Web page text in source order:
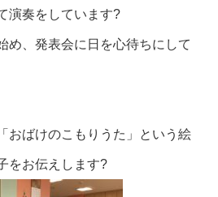
演奏をしています?
め、発表会に日を心待ちにして
おばけのこもりうた」という絵
をお伝えします?